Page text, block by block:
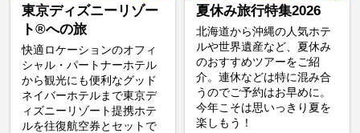
東京ディズニーリゾー
ト®への旅
快適ロケーションのオフィ
シャル・パートナーホテル
から観光にも便利なグッド
ネイバーホテルまで東京デ
ィズニーリゾート提携ホテ
ルを往復航空券とセットで
夏休み旅行特集2026
北海道から沖縄の人気ホテ
ルや世界遺産など、夏休み
のおすすめツアーをご紹
介。連休などは特に混み合
うのでご予約はお早めに。
今年こそは思いっきり夏を
楽しもう！